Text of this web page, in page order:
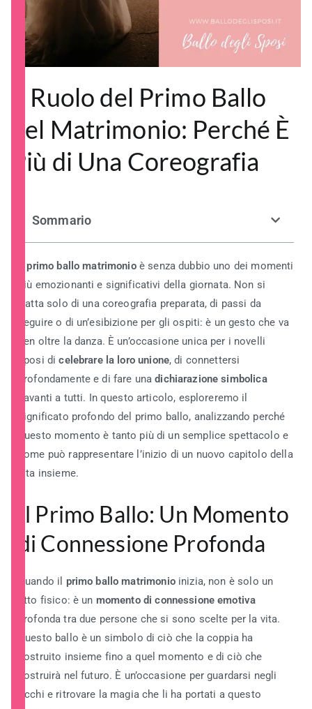
Il Ruolo del Primo Ballo
nel Matrimonio: Perché È
Più di Una Coreografia
Sommario
Ilprimo ballo matrimonioè senza dubbio uno dei momenti
più emozionanti e significativi della giornata. Non si
tratta solo di una coreografia preparata, di passi da
seguire o di un’esibizione per gli ospiti: è un gesto che va
ben oltre la danza. È un’occasione unica per i novelli
sposi dicelebrare la loro unione, di connettersi
profondamente e di fare unadichiarazione simbolica
davanti a tutti. In questo articolo, esploreremo il
significato profondo del primo ballo, analizzando perché
questo momento è tanto più di un semplice spettacolo e
come può rappresentare l’inizio di un nuovo capitolo della
vita insieme.
Il Primo Ballo: Un Momento
di Connessione Profonda
Quando il primo ballo matrimonioinizia, non è solo un
atto fisico: è un momento di connessione emotiva
profonda tra due persone che si sono scelte per la vita.
Questo ballo è un simbolo di ciò che la coppia ha
costruito insieme fino a quel momento e di ciò che
costruirà nel futuro. È un’occasione per guardarsi negli
occhi e ritrovare la magia che li ha portati a questo